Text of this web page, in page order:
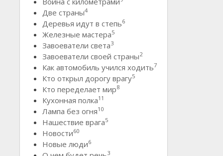
Две страны4
Деревья идут в степь6
Железные мастера5
Завоеватели света3
Завоеватели своей страны2
Как автомобиль учился ходить7
Кто открыл дорогу врагу5
Кто переделает мир8
Кухонная полка11
Лампа без огня10
Нашествие врага5
Новости60
Новые люди6
3